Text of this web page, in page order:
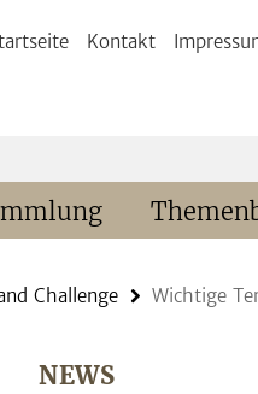
Kontakt
Challenge Wichtige
NEWS